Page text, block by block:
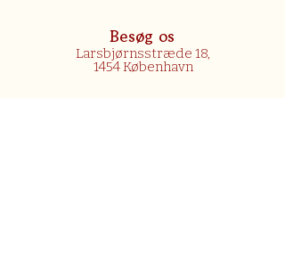
Besøg os
Larsbjørnsstræde 18,
1454 København